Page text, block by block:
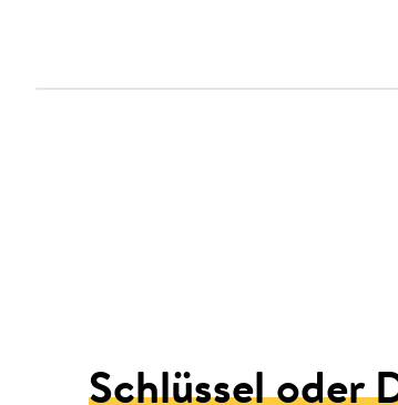
Schlüssel oder